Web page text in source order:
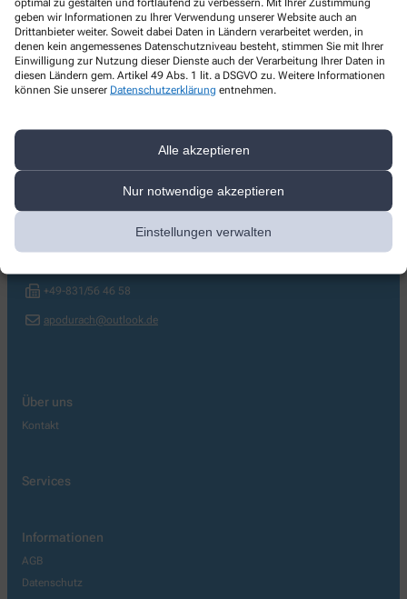
geben wir Informationen zu Ihrer Verwendung unserer Website auch an
Drittanbieter weiter. Soweit dabei Daten in Ländern verarbeitet werden, in
denen kein angemessenes Datenschutzniveau besteht, stimmen Sie mit Ihrer
Einwilligung zur Nutzung dieser Dienste auch der Verarbeitung Ihrer Daten in
diesen Ländern gem. Artikel 49 Abs. 1 lit. a DSGVO zu. Weitere Informationen
können Sie unserer Datenschutzerklärung entnehmen.
Alle akzeptieren
Nur notwendige akzeptieren
Einstellungen verwalten
Christophorus Apotheke
Bürgermeister-Batzer-Straße 1,87471 Durach , Allgäu
+49-831/56 46 58
apodurach@outlook.de
Über uns
Kontakt
Services
Informationen
AGB
Datenschutz